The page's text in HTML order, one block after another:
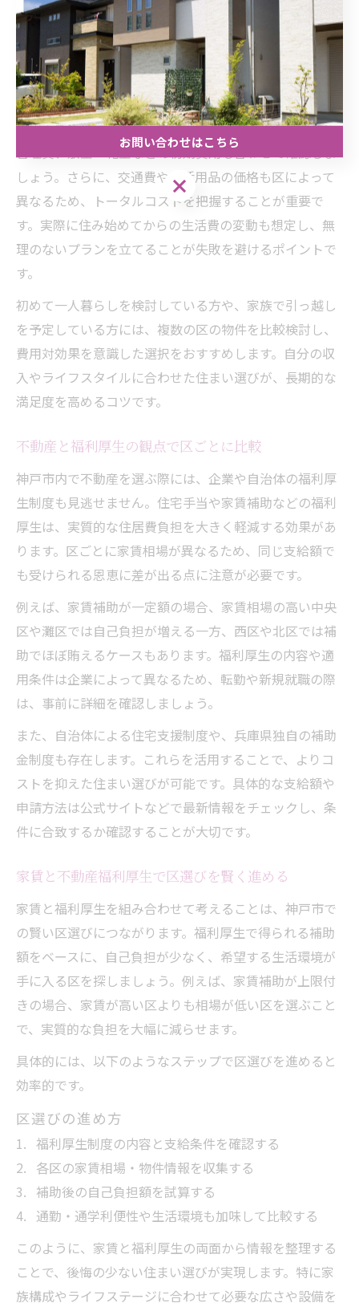
でも出費に大きな差が生じます。例えば中央区や灘区は
利便性が高い反面、家賃相場もやや高めです。一方で西
区や北区は郊外型で家賃が抑えられ、広めの物件も見つ
かりやすい傾向があります。
費用面を比較する際は、単に家賃だけでなく、共益費や
管理費、敷金・礼金などの初期費用も合わせて確認しま
しょう。さらに、交通費や生活用品の価格も区によって
異なるため、トータルコストを把握することが重要で
す。実際に住み始めてからの生活費の変動も想定し、無
理のないプランを立てることが失敗を避けるポイントで
す。
初めて一人暮らしを検討している方や、家族で引っ越し
を予定している方には、複数の区の物件を比較検討し、
費用対効果を意識した選択をおすすめします。自分の収
入やライフスタイルに合わせた住まい選びが、長期的な
満足度を高めるコツです。
不動産と福利厚生の観点で区ごとに比較
神戸市内で不動産を選ぶ際には、企業や自治体の福利厚
生制度も見逃せません。住宅手当や家賃補助などの福利
厚生は、実質的な住居費負担を大きく軽減する効果があ
ります。区ごとに家賃相場が異なるため、同じ支給額で
も受けられる恩恵に差が出る点に注意が必要です。
例えば、家賃補助が一定額の場合、家賃相場の高い中央
区や灘区では自己負担が増える一方、西区や北区では補
助でほぼ賄えるケースもあります。福利厚生の内容や適
用条件は企業によって異なるため、転勤や新規就職の際
は、事前に詳細を確認しましょう。
また、自治体による住宅支援制度や、兵庫県独自の補助
金制度も存在します。これらを活用することで、よりコ
ストを抑えた住まい選びが可能です。具体的な支給額や
申請方法は公式サイトなどで最新情報をチェックし、条
件に合致するか確認することが大切です。
家賃と不動産福利厚生で区選びを賢く進める
家賃と福利厚生を組み合わせて考えることは、神戸市で
の賢い区選びにつながります。福利厚生で得られる補助
額をベースに、自己負担が少なく、希望する生活環境が
手に入る区を探しましょう。例えば、家賃補助が上限付
きの場合、家賃が高い区よりも相場が低い区を選ぶこと
で、実質的な負担を大幅に減らせます。
具体的には、以下のようなステップで区選びを進めると
効率的です。
区選びの進め方
福利厚生制度の内容と支給条件を確認する
各区の家賃相場・物件情報を収集する
補助後の自己負担額を試算する
通勤・通学利便性や生活環境も加味して比較する
このように、家賃と福利厚生の両面から情報を整理する
ことで、後悔の少ない住まい選びが実現します。特に家
族構成やライフステージに合わせて必要な広さや設備を
お問い合わせはこちら
お問い合わせはこちら